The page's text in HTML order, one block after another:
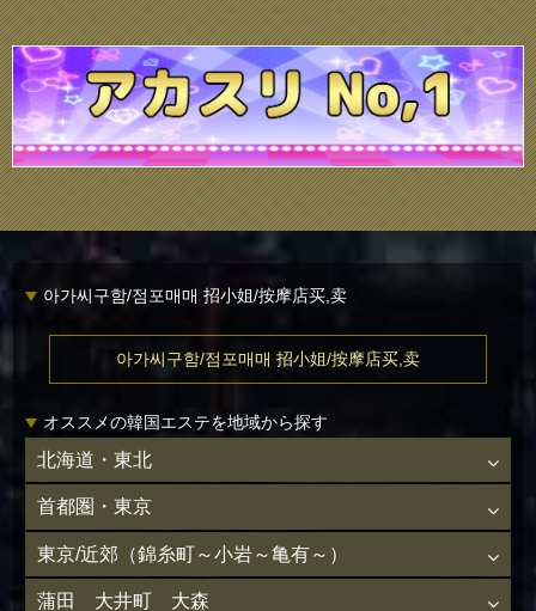
아가씨구함/점포매매 招小姐/按摩店买,卖
아가씨구함/점포매매 招小姐/按摩店买,卖
オススメの韓国エステを地域から探す
北海道・東北
首都圏・東京
東京/近郊（錦糸町～小岩～亀有～）
蒲田 大井町 大森